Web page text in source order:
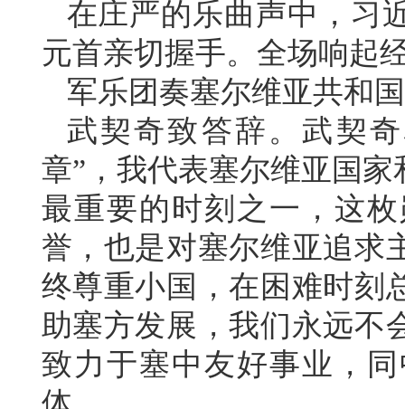
在庄严的乐曲声中，习
元首亲切握手。全场响起
军乐团奏塞尔维亚共和
武契奇致答辞。武契
章”，我代表塞尔维亚国
最重要的时刻之一，这
誉，也是对塞尔维亚追求
终尊重小国，在困难时刻
助塞方发展，我们永远不
致力于塞中友好事业，